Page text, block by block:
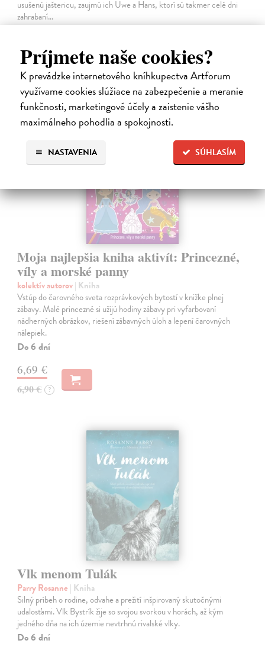
Príjmete naše cookies?
K prevádzke internetového kníhkupectva Artforum
využívame cookies slúžiace na zabezpečenie a meranie
funkčnosti, marketingové účely a zaistenie vášho
maximálneho pohodlia a spokojnosti.
SÚHLASÍM
NASTAVENIA
usušenú jaštericu, zaujmú ich Uwe a Hans, ktorí sú takmer celé dni
zahrabaní…
14,20 €
14,95 € ?
Moja najlepšia kniha aktivít: Princezné,
víly a morské panny
kolektív autorov| Kniha
Vstúp do čarovného sveta rozprávkových bytostí v knižke plnej
zábavy. Malé princezné si užijú hodiny zábavy pri vyfarbovaní
nádherných obrázkov, riešení zábavných úloh a lepení čarovných
nálepiek.
Do 6 dní
6,69 €
6,90 € ?
Vlk menom Tulák
Parry Rosanne | Kniha
Silný príbeh o rodine, odvahe a prežití inšpirovaný skutočnými
udalosťami. Vlk Bystrík žije so svojou svorkou v horách, až kým
jedného dňa na ich územie nevtrhnú rivalské vlky.
Do 6 dní